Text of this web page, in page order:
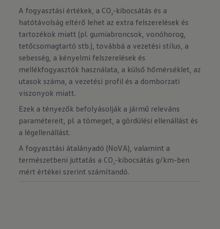
A fogyasztási értékek, a CO 2-kibocsátás és a
hatótávolság eltérő lehet az extra felszerelések és
tartozékok miatt (pl. gumiabroncsok, vonóhorog,
tetőcsomagtartó stb.), továbbá a vezetési stílus, a
sebesség, a kényelmi felszerelések és
mellékfogyasztók használata, a külső hőmérséklet, az
utasok száma, a vezetési profil és a domborzati
viszonyok miatt.
Ezek a tényezők befolyásolják a jármű releváns
paramétereit, pl. a tömeget, a gördülési ellenállást és
a légellenállást.
A fogyasztási átalányadó (NoVA), valamint a
természetbeni juttatás a CO 2-kibocsátás g/km-ben
mért értékei szerint számítandó.